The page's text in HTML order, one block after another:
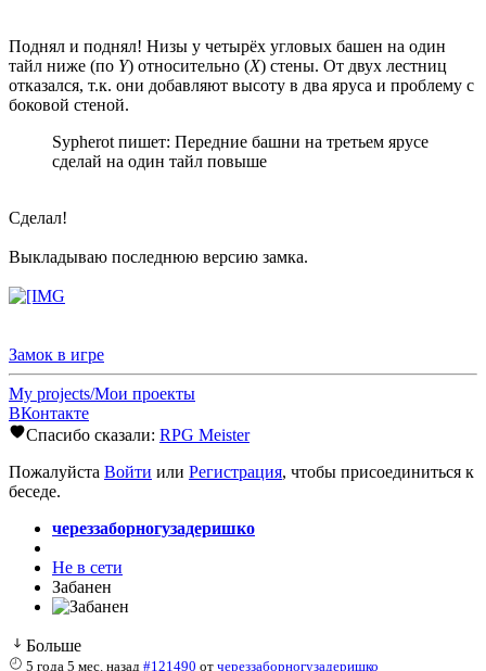
Поднял и поднял! Низы у четырёх угловых башен на один
тайл ниже (по Y) относительно (X) стены. От двух лестниц
отказался, т.к. они добавляют высоту в два яруса и проблему с
боковой стеной.
Sypherot пишет: Передние башни на третьем ярусе
сделай на один тайл повыше
Сделал!
Выкладываю последнюю версию замка.
Замок в игре
My projects/Мои проекты
ВКонтакте
Спасибо сказали: RPG Meister
Пожалуйста Войти или Регистрация, чтобы присоединиться к
беседе.
череззаборногузадеришко
Не в сети
Забанен
Больше
5 года 5 мес. назад #121490 отчереззаборногузадеришко